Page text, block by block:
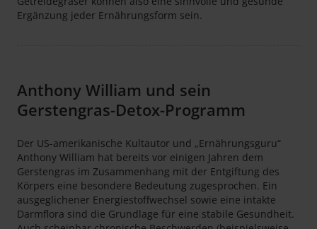
Ergänzung jeder Ernährungsform sein.
Anthony William und sein
Gerstengras-Detox-Programm
Der US-amerikanische Kultautor und „Ernährungsguru“
Anthony William hat bereits vor einigen Jahren dem
Gerstengras im Zusammenhang mit der Entgiftung des
Körpers eine besondere Bedeutung zugesprochen. Ein
ausgeglichener Energiestoffwechsel sowie eine intakte
Darmflora sind die Grundlage für eine stabile Gesundheit.